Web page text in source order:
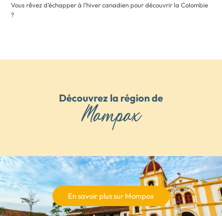
Vous rêvez d’échapper à l’hiver canadien pour découvrir la Colombie
?
Découvrez la région de
Mompox
En savoir plus sur Mompox